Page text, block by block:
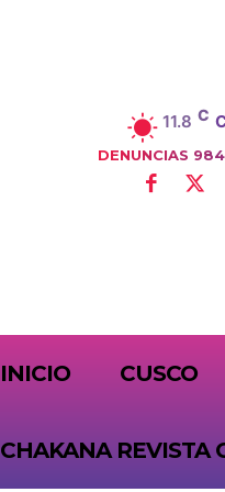
11.8 C
DENUNCIAS
INICIO CUSCO
CHAKANA REVISTA